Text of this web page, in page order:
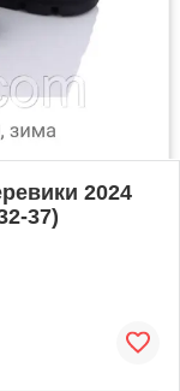
2024
37)